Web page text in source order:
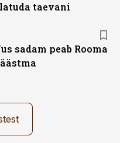
taevani
sadam peab Rooma